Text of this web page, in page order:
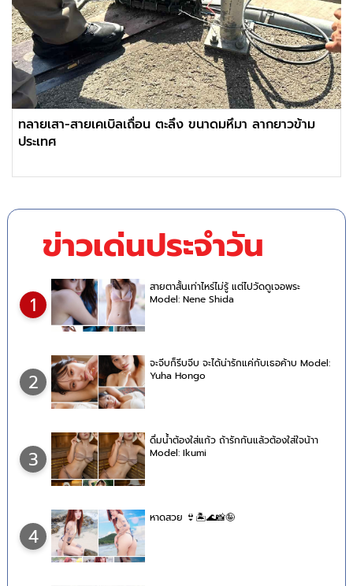
ทลายเสา-สายเคเบิลเถื่อน ตะลึง ขนาดมหึมา ลากยาวข้าม
ประเทศ
ข่าวเด่นประจำวัน
1
สายตาสั้นเท่าไหร่ไม่รู้ แต่ไปวัดดูเจอพระ
Model: Nene Shida
2
จะจีบก็รีบจีบ จะได้น่ารักแค่กับเธอค้าบ Model:
Yuha Hongo
3
ดื่มน้ำต้องใส่แก้ว ถ้ารักกันแล้วต้องใส่ใจน้าา
Model: Ikumi
4
หาดสวย 👙🏝🌊📸🤪